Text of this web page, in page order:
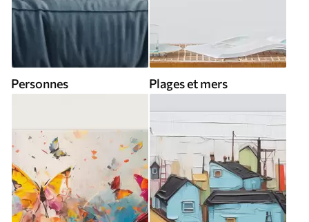
Personnes Plages et mers